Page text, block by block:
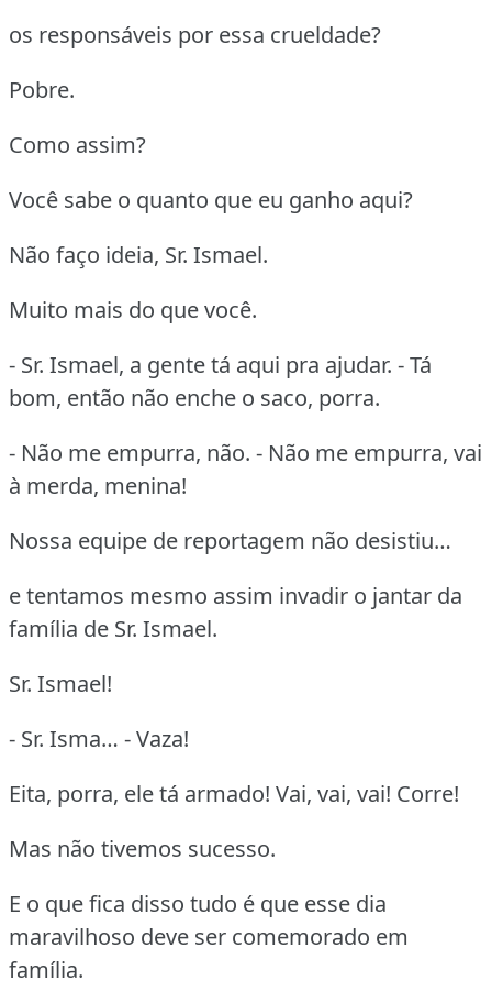
os responsáveis por essa crueldade?
Pobre.
Como assim?
Você sabe o quanto que eu ganho aqui?
Não faço ideia, Sr. Ismael.
Muito mais do que você.
- Sr. Ismael, a gente tá aqui pra ajudar. - Tá
bom, então não enche o saco, porra.
- Não me empurra, não. - Não me empurra, vai
à merda, menina!
Nossa equipe de reportagem não desistiu…
e tentamos mesmo assim invadir o jantar da
família de Sr. Ismael.
Sr. Ismael!
- Sr. Isma… - Vaza!
Eita, porra, ele tá armado! Vai, vai, vai! Corre!
Mas não tivemos sucesso.
E o que fica disso tudo é que esse dia
maravilhoso deve ser comemorado em
família.